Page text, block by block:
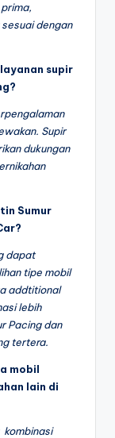
dengan
supir
Supir
dukungan
Sumur
dapat
tipe mobil
addtitional
lebih
Pacing dan
tertera.
mobil
lain di
kombinasi